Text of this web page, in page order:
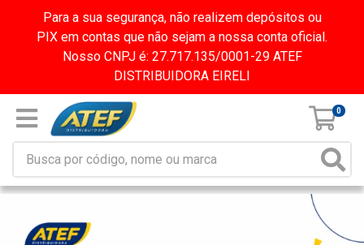
Para a sua segurança, não realizem depósitos ou
PIX em contas que não sejam a nossa conta oficial.
Nosso CNPJ é: 27.717.135/0001-29 ATEF
DISTRIBUIDORA EIRELI
0